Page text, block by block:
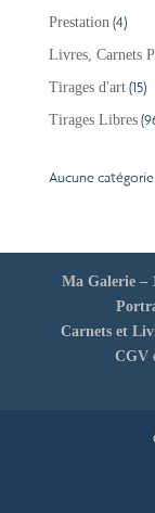
Prestation 44
Livres, Carnets
Tirages d'art 1515
Tirages Libres
Aucune catégorie
Ma Galerie –
Carnets et
CGV